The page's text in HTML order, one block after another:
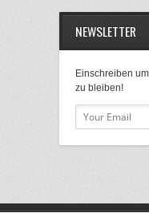
NEWSLETTER
Einschreiben
zu bleiben!